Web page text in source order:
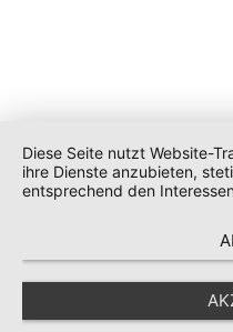
Diese Seite nutzt Website-
ihre Dienste anzubieten,
entsprechend den